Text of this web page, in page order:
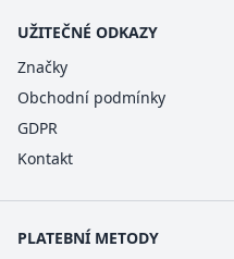
UŽITEČNÉ ODKAZY
Značky
Obchodní podmínky
GDPR
Kontakt
PLATEBNÍ METODY